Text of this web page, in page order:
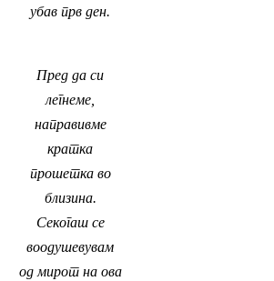
убав прв ден.
Пред да си
легнеме,
направивме
кратка
прошетка во
близина.
Секогаш се
воодушевувам
од мирот на ова